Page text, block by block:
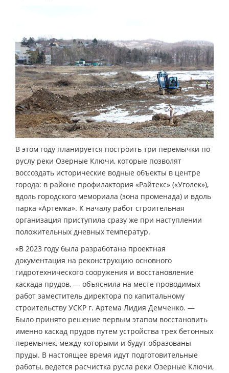
В этом году планируется построить три перемычки по
руслу реки Озерные Ключи, которые позволят
воссоздать исторические водные объекты в центре
города: в районе профилактория «Райтекс» («Уголек»),
вдоль городского мемориала (зона променада) и вдоль
парка «Артемка». К началу работ строительная
организация приступила сразу же при наступлении
положительных дневных температур.
«В 2023 году была разработана проектная
документация на реконструкцию основного
гидротехнического сооружения и восстановление
каскада прудов, — объяснила на месте проводимых
работ заместитель директора по капитальному
строительству УСКР г. Артема Лидия Демченко. —
Было принято решение первым этапом восстановить
именно каскад прудов путем устройства трех бетонных
перемычек, между которыми и будут образованы
пруды. В настоящее время идут подготовительные
работы, ведется расчистка русла реки Озерные Ключи,